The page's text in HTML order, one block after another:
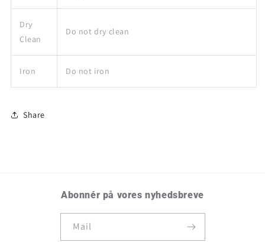
Dry
Clean
Do not dry clean
Iron Do not iron
Share
Abonnér på vores nyhedsbreve
Mail